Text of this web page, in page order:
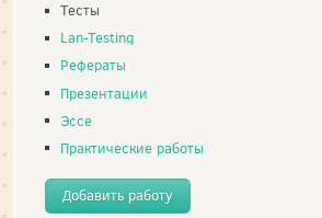
Тесты
Lan-Testing
Рефераты
Презентации
Эссе
Практические работы
Добавить работу